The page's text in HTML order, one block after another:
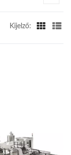
Kijelző: